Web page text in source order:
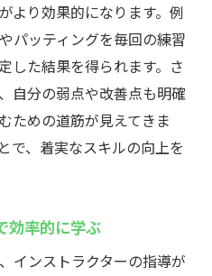
より効果的になります。例
パッティングを毎回の練習
した結果を得られます。さ
自分の弱点や改善点も明確
ための道筋が見えてきま
で、着実なスキルの向上を
効率的に学ぶ
インストラクターの指導が